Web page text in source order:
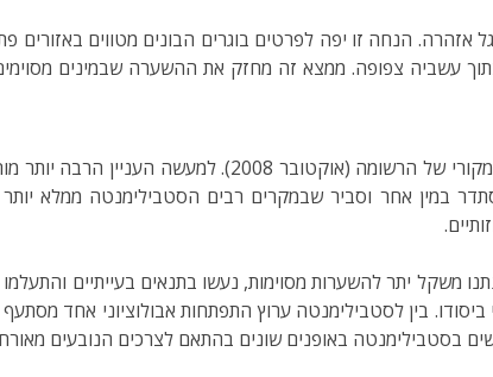
הנחה זו יפה לפרטים בוגרים הבונים מטווים
עשביה צפופה. ממצא זה מחזק את ההשערה שבמינים
העלתי פה את עיקרי ההשערות הרווחות נכון למועד הפרסום
במין אחר וסביר שבמקרים רבים הסטבילימנטה ממלא
משקל יתר להשערות מסוימות, נעשו בתנאים בעייתיים
ביסודו. בין לסטבילימנטה ערוץ התפתחות אבולוציוני אחד
בסטבילימנטה באופנים שונים בהתאם לצרכים הנובעים